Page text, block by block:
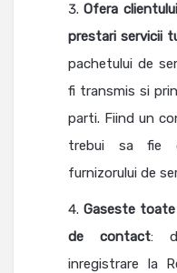
Ofera
prestari servicii
pachetului de
fi transmis si
parti. Fiind un
trebui sa fie
furnizorului de
Gaseste
de contact:
inregistrare la